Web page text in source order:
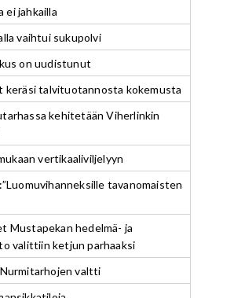
ei jahkailla
vaihtui sukupolvi
on uudistunut
keräsi talvituotannosta kokemusta
kehitetään Viherlinkin
vertikaaliviljelyyn
tavanomaisten
Mustapekan hedelmä- ja
valittiin ketjun parhaaksi
valtti